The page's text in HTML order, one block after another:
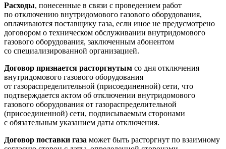
Расходы, понесенные в связи с проведением работ
по отключению внутридомового газового оборудования,
оплачиваются поставщику газа, если иное не предусмотрено
договором о техническом обслуживании внутридомового
газового оборудования, заключенным абонентом
со специализированной организацией.
Договор признается расторгнутым со дня отключения
внутридомового газового оборудования
от газораспределительной (присоединенной) сети, что
подтверждается актом об отключении внутридомового
газового оборудования от газораспределительной
(присоединенной) сети, подписываемым сторонами
с обязательным указанием даты отключения.
Договор поставки газа может быть расторгнут по взаимному